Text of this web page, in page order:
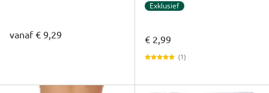
vanaf€ 9,29
Exklusief
€ 2,99
(1)